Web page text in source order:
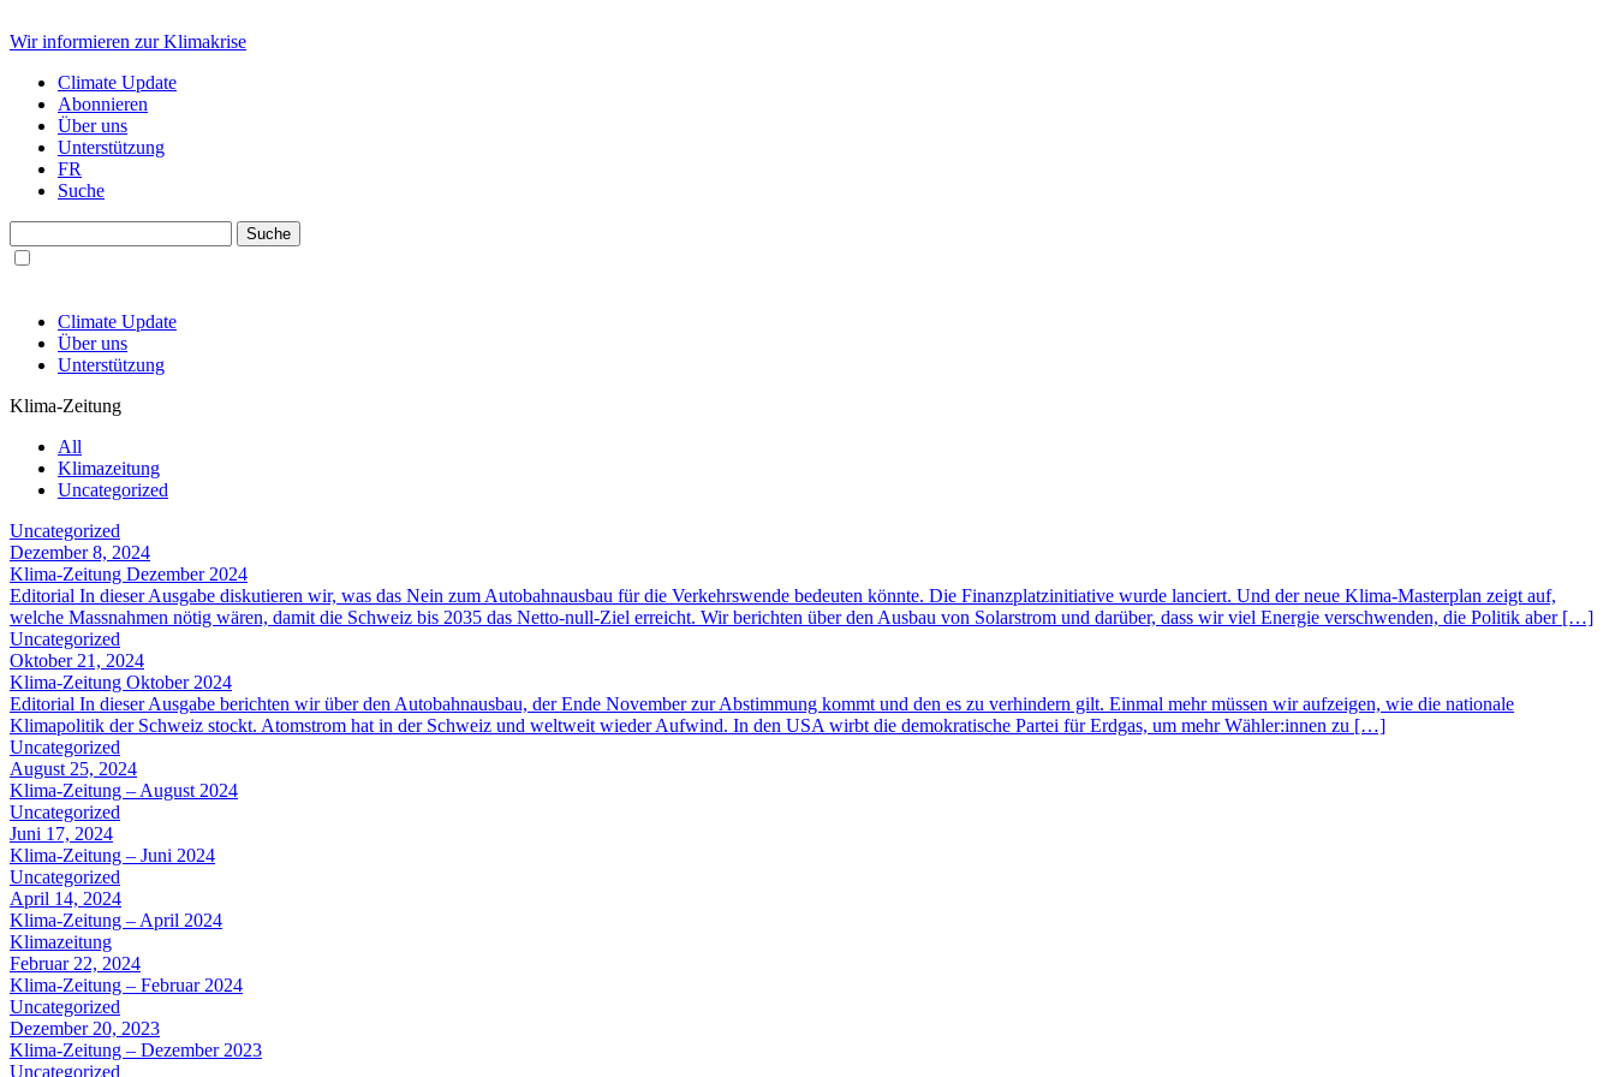
Wir informieren zur Klimakrise
Climate Update
Abonnieren
Über uns
Unterstützung
FR
Suche
Climate Update
Über uns
Unterstützung
Klima-Zeitung
All
Klimazeitung
Uncategorized
Uncategorized
Dezember 8, 2024
Klima-Zeitung Dezember 2024
Editorial In dieser Ausgabe diskutieren wir, was das Nein zum Autobahnausbau für die Verkehrswende bedeuten könnte. Die Finanzplatzinitiative wurde lanciert. Und der neue Klima-Masterplan zeigt auf,
welche Massnahmen nötig wären, damit die Schweiz bis 2035 das Netto-null-Ziel erreicht. Wir berichten über den Ausbau von Solarstrom und darüber, dass wir viel Energie verschwenden, die Politik aber […]
Uncategorized
Oktober 21, 2024
Klima-Zeitung Oktober 2024
Editorial In dieser Ausgabe berichten wir über den Autobahnausbau, der Ende November zur Abstimmung kommt und den es zu verhindern gilt. Einmal mehr müssen wir aufzeigen, wie die nationale
Klimapolitik der Schweiz stockt. Atomstrom hat in der Schweiz und weltweit wieder Aufwind. In den USA wirbt die demokratische Partei für Erdgas, um mehr Wähler:innen zu […]
Uncategorized
August 25, 2024
Klima-Zeitung – August 2024
Uncategorized
Juni 17, 2024
Klima-Zeitung – Juni 2024
Uncategorized
April 14, 2024
Klima-Zeitung – April 2024
Klimazeitung
Februar 22, 2024
Klima-Zeitung – Februar 2024
Uncategorized
Dezember 20, 2023
Klima-Zeitung – Dezember 2023
Uncategorized